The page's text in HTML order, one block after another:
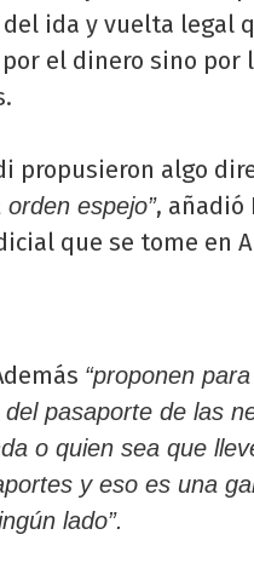
ida y vuelta legal
el dinero sino por
propusieron algo
espejo”, añadió
que se tome en
“proponen
pasaporte de las
o quien sea que
y eso es una
lado”.